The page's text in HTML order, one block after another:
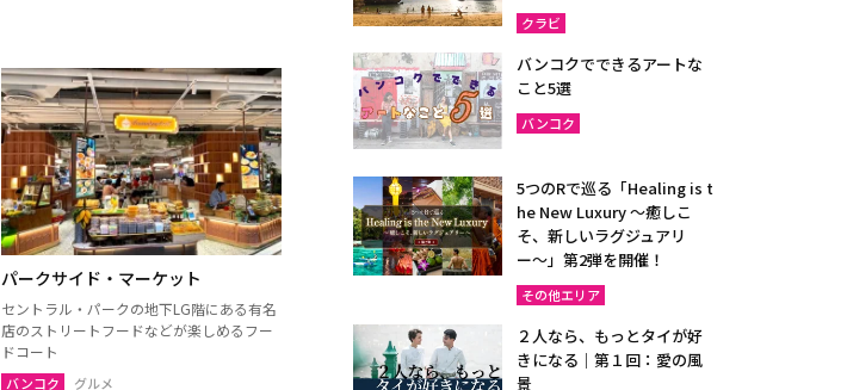
パークサイド・マーケット
セントラル・パークの地下LG階にある有名
店のストリートフードなどが楽しめるフー
ドコート
バンコク グルメ
クラビ
バンコクでできるアートな
こと5選
バンコク
5つのRで巡る「Healing is t
he New Luxury ～癒しこ
そ、新しいラグジュアリ
ー〜」第2弾を開催！
その他エリア
２人なら、もっとタイが好
きになる｜第１回：愛の風
景